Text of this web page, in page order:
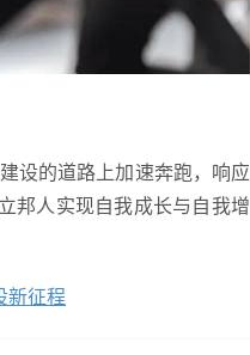
设的道路上加速奔跑，响应
邦人实现自我成长与自我增
新征程